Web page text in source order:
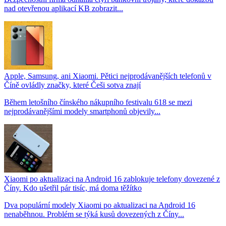
nad otevřenou aplikací KB zobrazit...
Apple, Samsung, ani Xiaomi. Pětici nejprodávanějších telefonů v
Číně ovládly značky, které Češi sotva znají
Během letošního čínského nákupního festivalu 618 se mezi
nejprodávanějšími modely smartphonů objevily...
Xiaomi po aktualizaci na Android 16 zablokuje telefony dovezené z
Číny. Kdo ušetřil pár tisíc, má doma těžítko
Dva populární modely Xiaomi po aktualizaci na Android 16
nenaběhnou. Problém se týká kusů dovezených z Číny...